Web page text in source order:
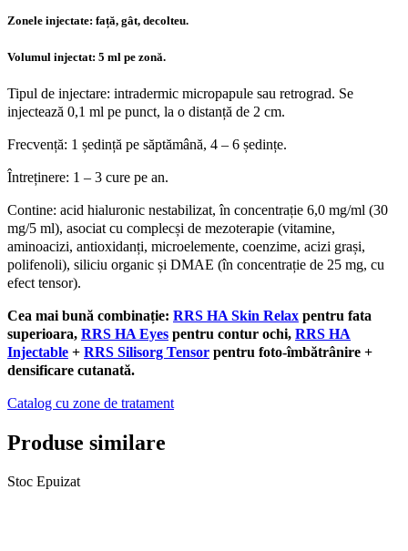
Zonele injectate: față, gât, decolteu.
Volumul injectat: 5 ml pe zonă.
Tipul de injectare: intradermic micropapule sau retrograd. Se
injectează 0,1 ml pe punct, la o distanță de 2 cm.
Frecvență: 1 ședință pe săptămână, 4 – 6 ședințe.
Întreținere: 1 – 3 cure pe an.
Contine: acid hialuronic nestabilizat, în concentrație 6,0 mg/ml (30
mg/5 ml), asociat cu complecși de mezoterapie (vitamine,
aminoacizi, antioxidanți, microelemente, coenzime, acizi grași,
polifenoli), siliciu organic și DMAE (în concentrație de 25 mg, cu
efect tensor).
Cea mai bună combinație: RRS HA Skin Relax pentru fata
superioara, RRS HA Eyes pentru contur ochi, RRS HA
Injectable + RRS Silisorg Tensor pentru foto-îmbătrânire +
densificare cutanată.
Catalog cu zone de tratament
Produse similare
Stoc Epuizat